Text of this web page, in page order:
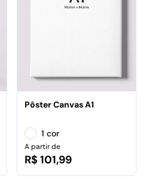
Pôster Canvas A1
1 cor
A partir de
R$ 101,99